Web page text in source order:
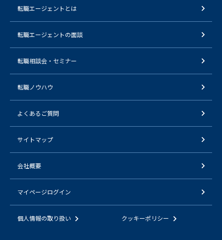
転職エージェントとは
転職エージェントの面談
転職相談会・セミナー
転職ノウハウ
よくあるご質問
サイトマップ
会社概要
マイページログイン
個人情報の取り扱い クッキーポリシー